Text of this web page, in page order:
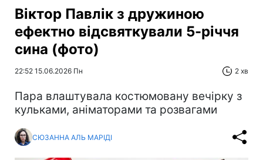
Віктор Павлік з дружиною
ефектно відсвяткували 5-річчя
сина (фото)
22:52 15.06.2026 Пн 2 хв
Пара влаштувала костюмовану вечірку з
кульками, аніматорами та розвагами
СЮЗАННА АЛЬ МАРІДІ